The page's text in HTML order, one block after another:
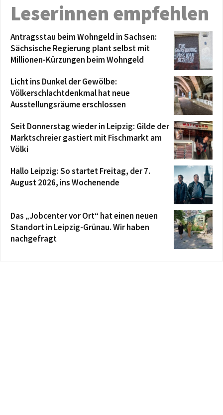
Leserinnen empfehlen
Antragsstau beim Wohngeld in Sachsen:
Sächsische Regierung plant selbst mit
Millionen-Kürzungen beim Wohngeld
Licht ins Dunkel der Gewölbe:
Völkerschlachtdenkmal hat neue
Ausstellungsräume erschlossen
Seit Donnerstag wieder in Leipzig: Gilde der
Marktschreier gastiert mit Fischmarkt am
Völki
Hallo Leipzig: So startet Freitag, der 7.
August 2026, ins Wochenende
Das „Jobcenter vor Ort“ hat einen neuen
Standort in Leipzig-Grünau. Wir haben
nachgefragt